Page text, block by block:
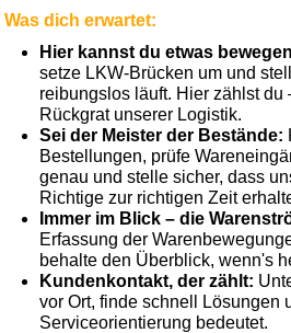
Was dich erwartet:
Hier kannst du etwas
setze LKW-Brücken um und
reibungslos läuft. Hier zählst du
Rückgrat unserer Logistik.
Sei der Meister der Bestände:
Bestellungen, prüfe
genau und stelle sicher, dass
Richtige zur richtigen Zeit
Immer im Blick – die
Erfassung der
behalte den Überblick, wenn's
Kundenkontakt, der zählt:
vor Ort, finde schnell Lösungen
Serviceorientierung bedeutet.